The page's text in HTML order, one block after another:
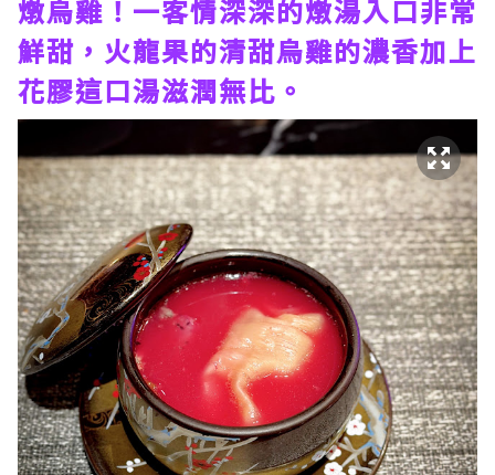
燉烏雞！一客情深深的燉湯入口非常
鮮甜，火龍果的清甜烏雞的濃香加上
花膠這口湯滋潤無比。